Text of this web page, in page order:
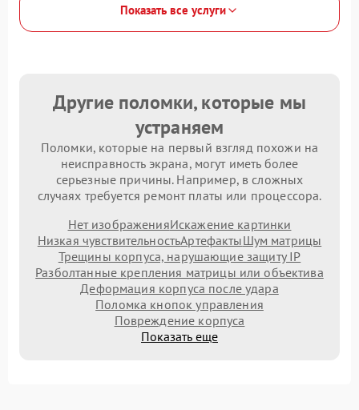
Показать все услуги
Другие поломки, которые мы
устраняем
Поломки, которые на первый взгляд похожи на
неисправность экрана, могут иметь более
серьезные причины. Например, в сложных
случаях требуется ремонт платы или процессора.
Нет изображенияИскажение картинки
Низкая чувствительностьАртефактыШум матрицы
Трещины корпуса, нарушающие защиту IP
Разболтанные крепления матрицы или объектива
Деформация корпуса после удара
Поломка кнопок управления
Повреждение корпуса
Показать еще